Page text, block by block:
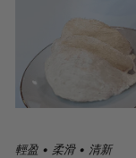
輕盈 • 柔滑 • 清新